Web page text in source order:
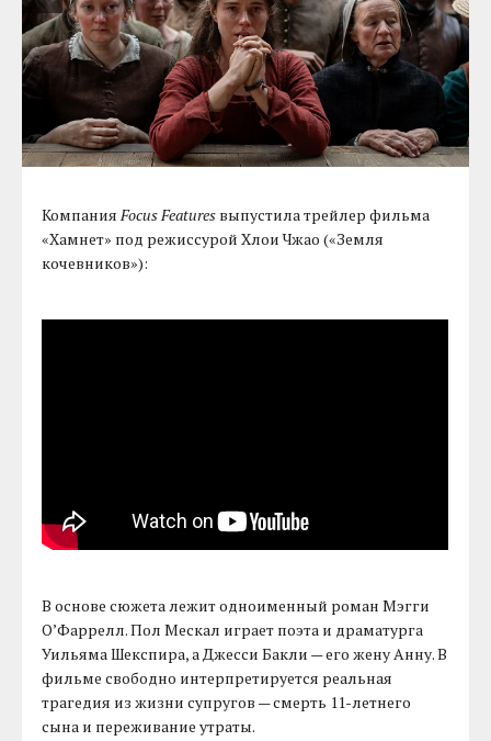
КомпанияFocus Features выпустила трейлер фильма
«Хамнет» под режиссурой Хлои Чжао («Земля
кочевников»):
В основе сюжета лежит одноименный роман Мэгги
О’Фаррелл. Пол Мескал играет поэта и драматурга
Уильяма Шекспира, а Джесси Бакли — его жену Анну. В
фильме свободно интерпретируется реальная
трагедия из жизни супругов — смерть 11-летнего
сына и переживание утраты.